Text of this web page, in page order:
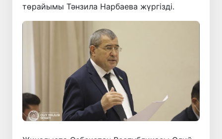
төрайымы Тәнзила Нарбаева жүргізді.